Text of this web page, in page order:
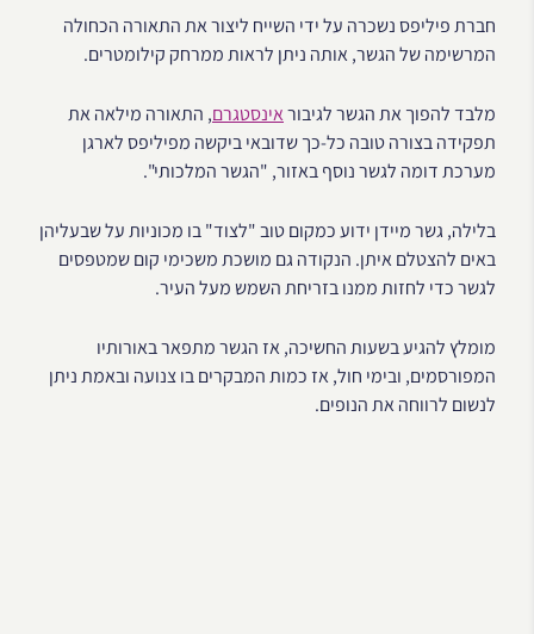
חברת פיליפס נשכרה על ידי השייח ליצור את התאורה הכחולה
המרשימה של הגשר, אותה ניתן לראות ממרחק קילומטרים.
מלבד להפוך את הגשר לגיבוראינסטגרם, התאורה מילאה את
תפקידה בצורה טובה כל-כך שדובאי ביקשה מפיליפס לארגן
מערכת דומה לגשר נוסף באזור, "הגשר המלכותי".
בלילה, גשר מיידן ידוע כמקום טוב "לצוד" בו מכוניות על שבעליהן
באים להצטלם איתן. הנקודה גם מושכת משכימי קום שמטפסים
לגשר כדי לחזות ממנו בזריחת השמש מעל העיר.
מומלץ להגיע בשעות החשיכה, אז הגשר מתפאר באורותיו
המפורסמים, ובימי חול, אז כמות המבקרים בו צנועה ובאמת ניתן
לנשום לרווחה את הנופים.